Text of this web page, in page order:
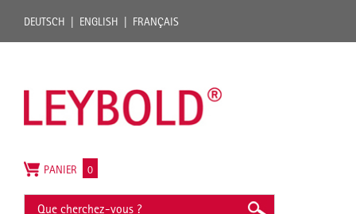
DEUTSCH ENGLISH FRANÇAIS
PANIER 0